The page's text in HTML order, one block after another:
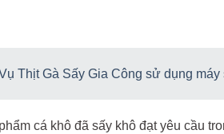
Thịt Gà Sấy Gia Công sử dụng máy
cá khô đã sấy khô đạt yêu cầu